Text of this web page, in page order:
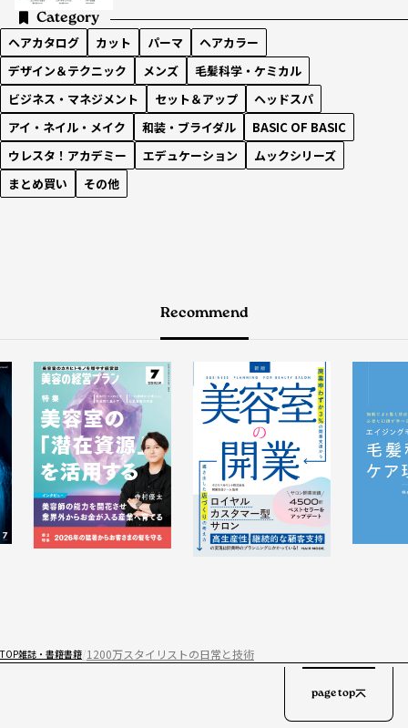
Category
ヘアカタログ カット パーマ
ヘアカラー
デザイン＆テクニック
メンズ
毛髪科学・ケミカル
ビジネス・マネジメント
セット＆アップ
ヘッドスパ
アイ・ネイル・メイク
和装・ブライダル
BASIC OF BASIC
ウレスタ！アカデミー
エデュケーション
ムックシリーズ
まとめ買い
その他
Recommend
TOP雑誌・書籍書籍 1200万スタイリストの日常と技術
page top